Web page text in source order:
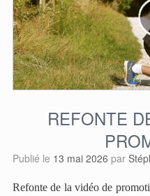
REFONTE
Publié le 13 mai 2026 par
Refonte de la vidéo de